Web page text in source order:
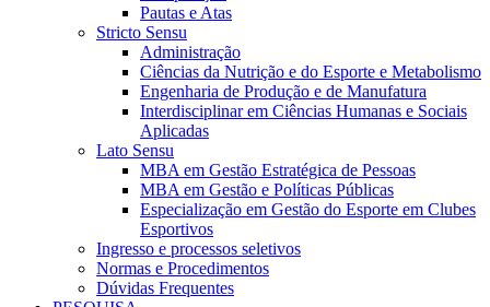
Pautas e Atas
Stricto Sensu
Administração
Ciências da Nutrição e do Esporte e Metabolismo
Engenharia de Produção e de Manufatura
Interdisciplinar em Ciências Humanas e Sociais
Aplicadas
Lato Sensu
MBA em Gestão Estratégica de Pessoas
MBA em Gestão e Políticas Públicas
Especialização em Gestão do Esporte em Clubes
Esportivos
Ingresso e processos seletivos
Normas e Procedimentos
Dúvidas Frequentes